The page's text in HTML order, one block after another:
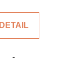
5
DETAIL
-